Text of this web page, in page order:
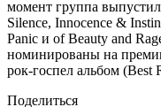
момент группа
Silence, Innocence &
Panic и of Beauty and
номинированы на
рок-госпел альбом (Best
Поделиться